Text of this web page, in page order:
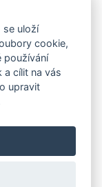
zboží
se uloží
cookie,
používání
a cílit na vás
upravit